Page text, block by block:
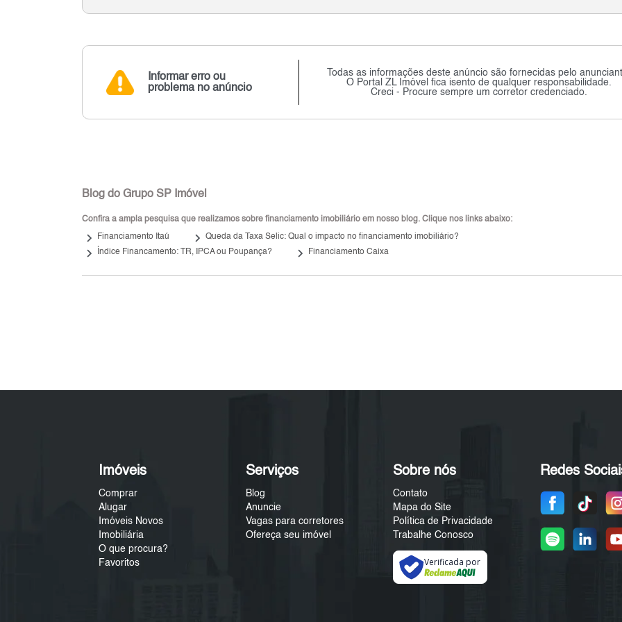
Informar erro ou
problema no anúncio
Todas as informações deste anúncio são fornecidas pelo
O Portal ZL Imóvel fica isento de qualquer responsabilidade.
Creci - Procure sempre um corretor credenciado.
Blog do Grupo SP Imóvel
Confira a ampla pesquisa que realizamos sobre financiamento imobiliário em nosso blog. Clique nos links abaixo:
keyboard_arrow_right Financiamento Itaú keyboard_arrow_right Queda da Taxa Selic: Qual o impacto no financiamento imobiliário?
keyboard_arrow_right Índice Financamento: TR, IPCA ou Poupança? keyboard_arrow_right Financiamento Caixa
Imóveis
Comprar
Alugar
Imóveis Novos
Imobiliária
O que procura?
Favoritos
Serviços
Blog
Anuncie
Vagas para corretores
Ofereça seu imóvel
Sobre nós
Contato
Mapa do Site
Política de Privacidade
Trabalhe Conosco
Verificada por
Redes